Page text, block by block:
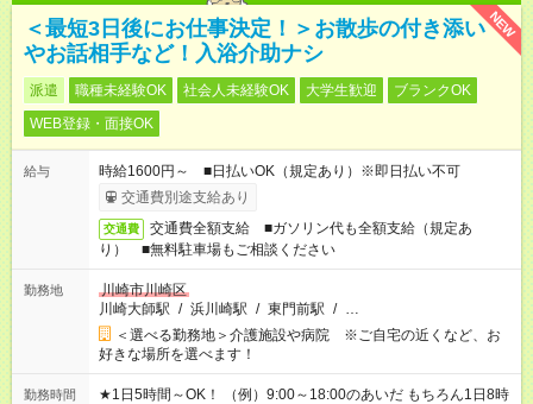
NEW
＜最短3日後にお仕事決定！＞お散歩の付き添い
やお話相手など！入浴介助ナシ
派遣 職種未経験OK 社会人未経験OK 大学生歓迎
ブランクOK
WEB登録・面接OK
給与
時給1600円～ ■日払いOK（規定あり）※即日払い不可
交通費別途支給あり
交通費
交通費全額支給 ■ガソリン代も全額支給（規定あ
り） ■無料駐車場もご相談ください
勤務地
川崎市川崎区
川崎大師駅 / 浜川崎駅 / 東門前駅 / …
＜選べる勤務地＞介護施設や病院 ※ご自宅の近くなど、お
好きな場所を選べます！
勤務時間
★1日5時間～OK！ （例）9:00～18:00のあいだ もちろん1日8時